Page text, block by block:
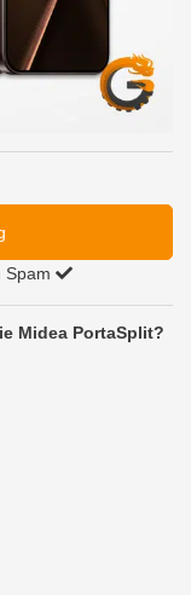
Spam
Midea PortaSplit?